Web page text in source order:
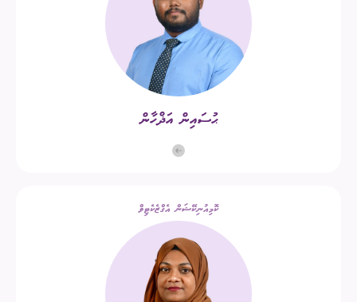
ޙުސައިން އަޛްހާން
ކޮމިއުނިކޭޝަން އެގްޒެކެޓިވް